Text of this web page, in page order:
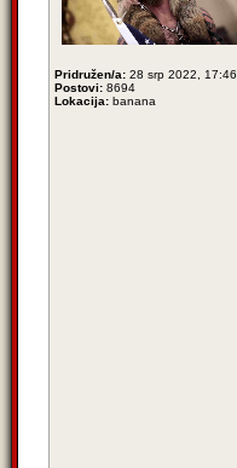
Pridružen/a: 28 srp 2022, 17:46
Postovi: 8694
Lokacija: banana